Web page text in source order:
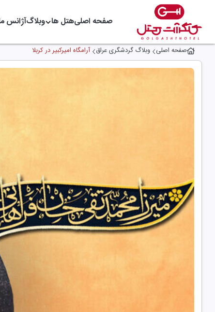
صفحه اصلیهتل ها وبلاگآژانس
صفحه اصلی وبلاگ گردشگری عراق آرامگاه امیرکبیر در کربلا